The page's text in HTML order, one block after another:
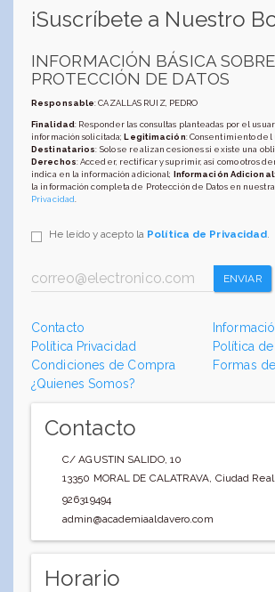
¡Suscríbete a Nuestro
INFORMACIÓN BÁSICA SOBRE
PROTECCIÓN DE DATOS
Responsable: CAZALLAS RUIZ, PEDRO
Finalidad: Responder las consultas planteadas por el
información solicitada;Legitimación: Consentimiento del
Destinatarios: Solo se realizan cesiones si existe una
Derechos: Acceder, rectificar y suprimir, así como otros
indica en la información adicional; Información Adicional
la información completa de Protección de Datos en nuestra
Privacidad
He leído y acepto la Política de Privacidad.
ENVIAR
Contacto
Política Privacidad
Política
Condiciones de Compra
Formas
¿Quienes Somos?
Contacto
C/ AGUSTIN SALIDO, 10
13350 MORAL DE CALATRAVA, Ciudad Real
926319494
admin@academiaaldavero.com
Horario